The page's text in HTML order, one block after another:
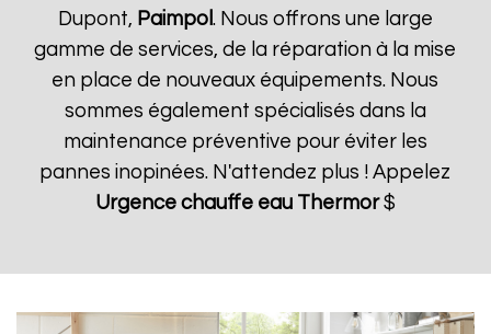
Dupont, Paimpol . Nous offrons une large
gamme de services, de la réparation à la mise
en place de nouveaux équipements. Nous
sommes également spécialisés dans la
maintenance préventive pour éviter les
pannes inopinées. N'attendez plus ! Appelez
Urgence chauffe eau Thermor$